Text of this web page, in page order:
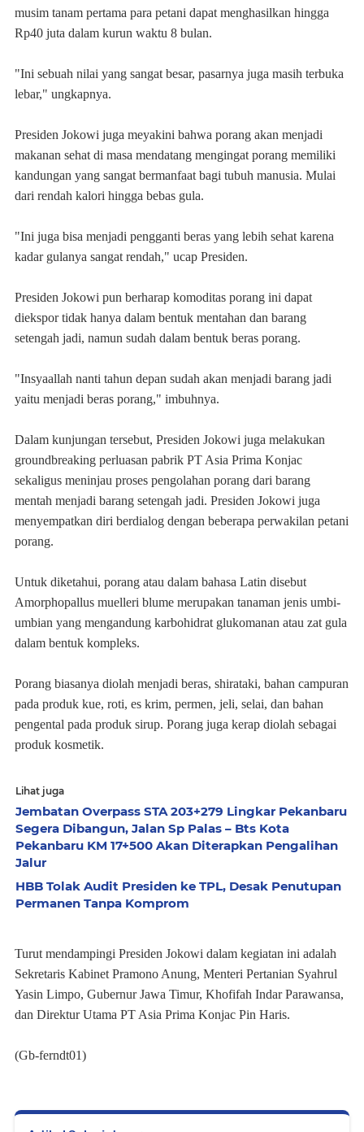
musim tanam pertama para petani dapat menghasilkan hingga
Rp40 juta dalam kurun waktu 8 bulan.
"Ini sebuah nilai yang sangat besar, pasarnya juga masih terbuka
lebar," ungkapnya.
Presiden Jokowi juga meyakini bahwa porang akan menjadi
makanan sehat di masa mendatang mengingat porang memiliki
kandungan yang sangat bermanfaat bagi tubuh manusia. Mulai
dari rendah kalori hingga bebas gula.
"Ini juga bisa menjadi pengganti beras yang lebih sehat karena
kadar gulanya sangat rendah," ucap Presiden.
Presiden Jokowi pun berharap komoditas porang ini dapat
diekspor tidak hanya dalam bentuk mentahan dan barang
setengah jadi, namun sudah dalam bentuk beras porang.
"Insyaallah nanti tahun depan sudah akan menjadi barang jadi
yaitu menjadi beras porang," imbuhnya.
Dalam kunjungan tersebut, Presiden Jokowi juga melakukan
groundbreaking perluasan pabrik PT Asia Prima Konjac
sekaligus meninjau proses pengolahan porang dari barang
mentah menjadi barang setengah jadi. Presiden Jokowi juga
menyempatkan diri berdialog dengan beberapa perwakilan petani
porang.
Untuk diketahui, porang atau dalam bahasa Latin disebut
Amorphopallus muelleri blume merupakan tanaman jenis umbi-
umbian yang mengandung karbohidrat glukomanan atau zat gula
dalam bentuk kompleks.
Porang biasanya diolah menjadi beras, shirataki, bahan campuran
pada produk kue, roti, es krim, permen, jeli, selai, dan bahan
pengental pada produk sirup. Porang juga kerap diolah sebagai
produk kosmetik.
Lihat juga
Jembatan Overpass STA 203+279 Lingkar Pekanbaru
Segera Dibangun, Jalan Sp Palas – Bts Kota
Pekanbaru KM 17+500 Akan Diterapkan Pengalihan
Jalur
HBB Tolak Audit Presiden ke TPL, Desak Penutupan
Permanen Tanpa Komprom
Turut mendampingi Presiden Jokowi dalam kegiatan ini adalah
Sekretaris Kabinet Pramono Anung, Menteri Pertanian Syahrul
Yasin Limpo, Gubernur Jawa Timur, Khofifah Indar Parawansa,
dan Direktur Utama PT Asia Prima Konjac Pin Haris.
(Gb-ferndt01)